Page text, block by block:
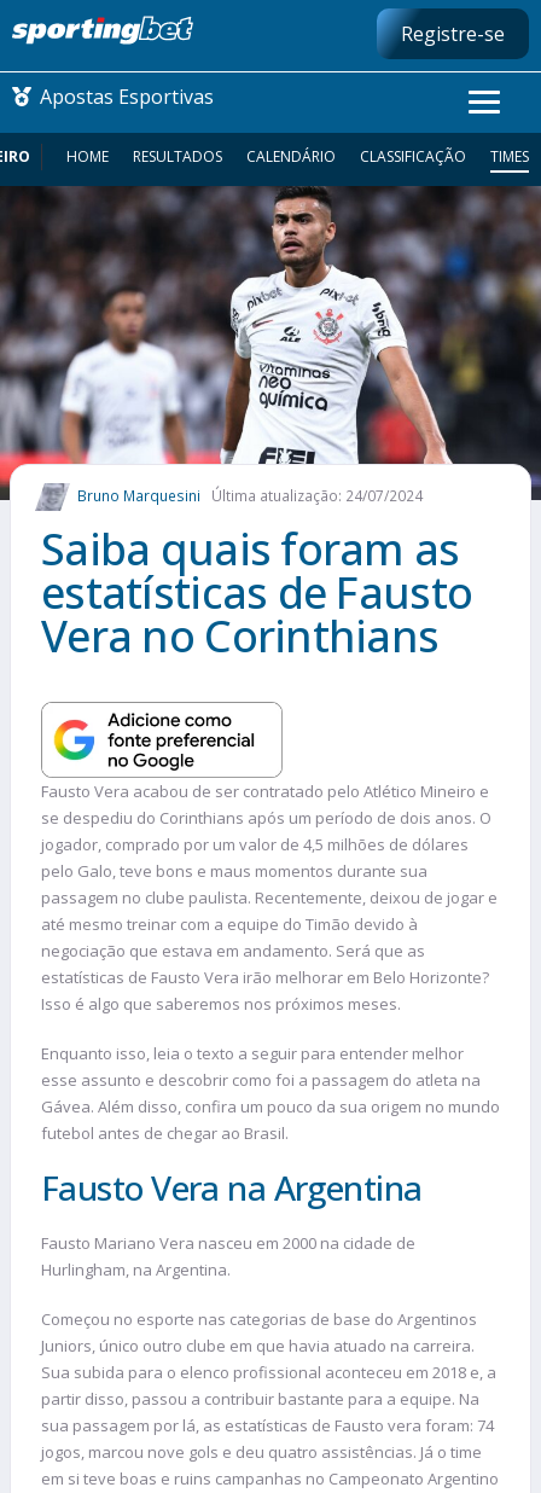
Registre-se
Apostas Esportivas
CONMEBOL LIBERTADORES
FUTEBOL NACIONAL
FUTEBOL INTERNACIONAL
COMO APOSTAR
MAIS ESPORTES
HOME RESULTADOS CALENDÁRIO CLASSIFICAÇÃO TIMES
Bruno Marquesini Última atualização: 24/07/2024
Saiba quais foram as
estatísticas de Fausto
Vera no Corinthians
Fausto Vera acabou de ser contratado pelo Atlético Mineiro e
se despediu do Corinthians após um período de dois anos. O
jogador, comprado por um valor de 4,5 milhões de dólares
pelo Galo, teve bons e maus momentos durante sua
passagem no clube paulista. Recentemente, deixou de jogar e
até mesmo treinar com a equipe do Timão devido à
negociação que estava em andamento. Será que as
estatísticas de Fausto Vera irão melhorar em Belo Horizonte?
Isso é algo que saberemos nos próximos meses.
Enquanto isso, leia o texto a seguir para entender melhor
esse assunto e descobrir como foi a passagem do atleta na
Gávea. Além disso, confira um pouco da sua origem no mundo
futebol antes de chegar ao Brasil.
Fausto Vera na Argentina
Fausto Mariano Vera nasceu em 2000 na cidade de
Hurlingham, na Argentina.
Começou no esporte nas categorias de base do Argentinos
Juniors, único outro clube em que havia atuado na carreira.
Sua subida para o elenco profissional aconteceu em 2018 e, a
partir disso, passou a contribuir bastante para a equipe. Na
sua passagem por lá, as estatísticas de Fausto vera foram: 74
jogos, marcou nove gols e deu quatro assistências. Já o time
em si teve boas e ruins campanhas no Campeonato Argentino